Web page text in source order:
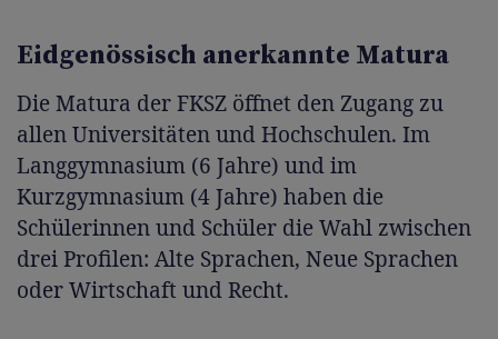
Eidgenössisch anerkannte Matura
Die Matura der FKSZ öffnet den Zugang zu
allen Universitäten und Hochschulen. Im
Langgymnasium (6 Jahre) und im
Kurzgymnasium (4 Jahre) haben die
Schülerinnen und Schüler die Wahl zwischen
drei Profilen: Alte Sprachen, Neue Sprachen
oder Wirtschaft und Recht.